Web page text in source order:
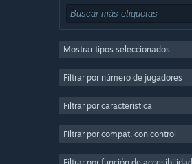
Simuladores
Estrategia
3D
Free to Play
Mostrar tipos seleccionados
Filtrar por número de jugadores
Filtrar por característica
Filtrar por compat. con control